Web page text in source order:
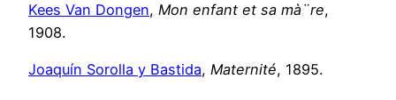
Kees Van Dongen, Mon enfant et sa mà¨re,
1908.
Joaquín Sorolla y Bastida, Maternité, 1895.